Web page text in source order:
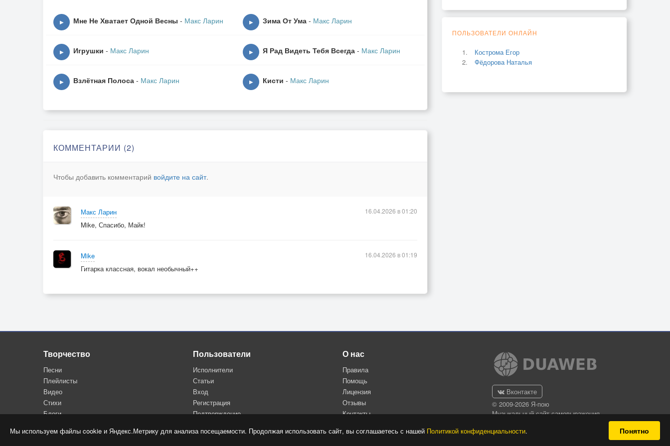
Мы используем файлы cookie и Яндекс.Метрику для анализа посещаемости. Продолжая использовать сайт, вы соглашаетесь с нашей Политикой конфиденциальности. Понятно
Да нужно миром, всей планетой, произнести -
А там - глядь, а кроме мира ничего нет...
▶ Мне Не Хватает Одной Весны - Макс Ларин ▶ Зима От Ума - Макс Ларин
▶ Игрушки - Макс Ларин ▶ Я Рад Видеть Тебя Всегда - Макс Ларин
▶ Взлётная Полоса - Макс Ларин ▶ Кисти - Макс Ларин
КОММЕНТАРИИ (2)
Чтобы добавить комментарий войдите на сайт.
Макс Ларин
Mike, Спасибо, Майк!
16.04.2026 в 01:20
Mike
Гитарка классная, вокал необычный++
16.04.2026 в 01:19
ПОЛЬЗОВАТЕЛИ ОНЛАЙН
Кострома Егор
Фёдорова Наталья
Творчество
Песни
Плейлисты
Видео
Стихи
Блоги
Пользователи
Исполнители
Статьи
Вход
Регистрация
Подтверждение
О нас
Правила
Помощь
Лицензия
Отзывы
Контакты
Вконтакте
© 2009-2026 Я-пою
Музыкальный сайт самовыражения